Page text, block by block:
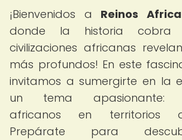
¡Bienvenidos a Reinos
donde la historia
civilizaciones africanas
más profundos! En este
invitamos a sumergirte en la
un tema apasionante:
africanos en territorios
Prepárate para